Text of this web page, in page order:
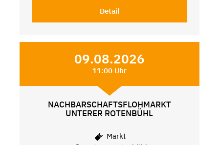
Detail
09.08.2026
11:00 Uhr
NACHBARSCHAFTSFLOHMARKT
UNTERER ROTENBÜHL
Markt